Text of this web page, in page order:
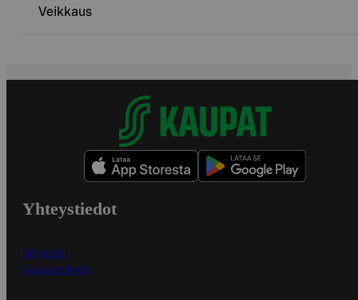
Veikkaus
Yhteystiedot
Myymälät
Asiakaspalvelu